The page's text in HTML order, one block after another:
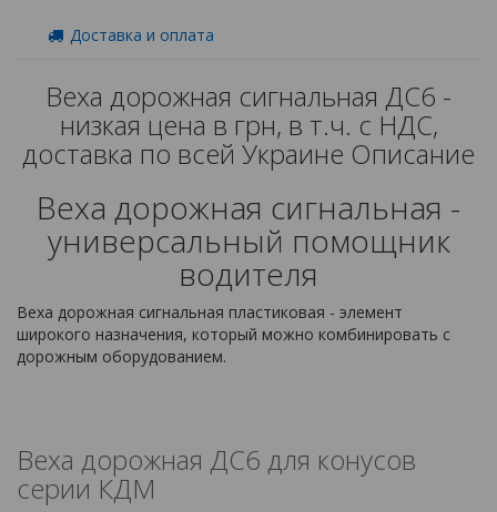
Доставка и оплата
Веха дорожная сигнальная ДС6 -
низкая цена в грн, в т.ч. с НДС,
доставка по всей Украине Описание
Веха дорожная сигнальная -
универсальный помощник
водителя
Веха дорожная сигнальная пластиковая - элемент
широкого назначения, который можно комбинировать с
дорожным оборудованием.
Веха дорожная ДС6 для конусов
серии КДМ